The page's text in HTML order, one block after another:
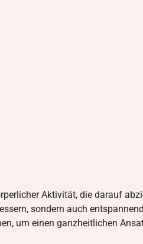
Aktivität, die darauf
sondern auch
um einen ganzheitlichen